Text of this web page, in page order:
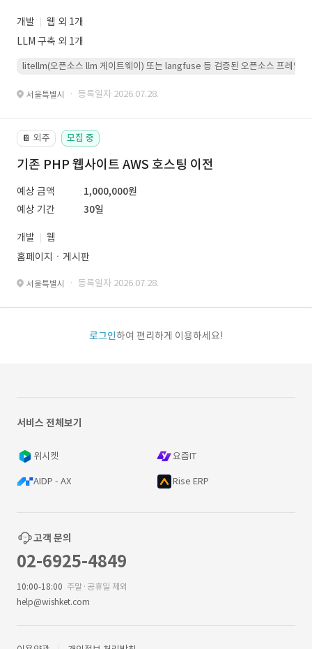
개발
웹 외 1개
LLM 구축 외 1개
litellm(오픈소스 llm 게이트웨이) 또는 langfuse 등 검증된 오픈소스 프레임워
서울특별시 · 등록일자 2026.07.28.
📔 외주 모집 중
기존 PHP 웹사이트 AWS 호스팅 이전
예상 금액
1,000,000원
예상 기간
30일
개발
웹
홈페이지ㆍ게시판
서울특별시 · 등록일자 2026.07.28.
로그인하여 편리하게 이용하세요!
서비스 전체보기
위시켓 요즘IT
AIDP - AX Rise ERP
고객 문의
02-6925-4849
10:00-18:00 주말·공휴일 제외
help@wishket.com